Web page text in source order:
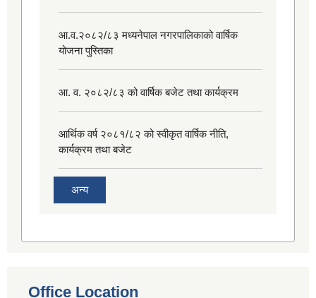
आ.व.२०८२/८३ मध्यनेपाल नगरपालिकाको वार्षिक
योजना पुस्तिका
आ. व. २०८२/८३ को वार्षिक बजेट तथा कार्यक्रम
आर्थिक वर्ष २०८१/८२ को स्वीकृत वार्षिक नीति,
कार्यक्रम तथा बजेट
अन्य
Office Location